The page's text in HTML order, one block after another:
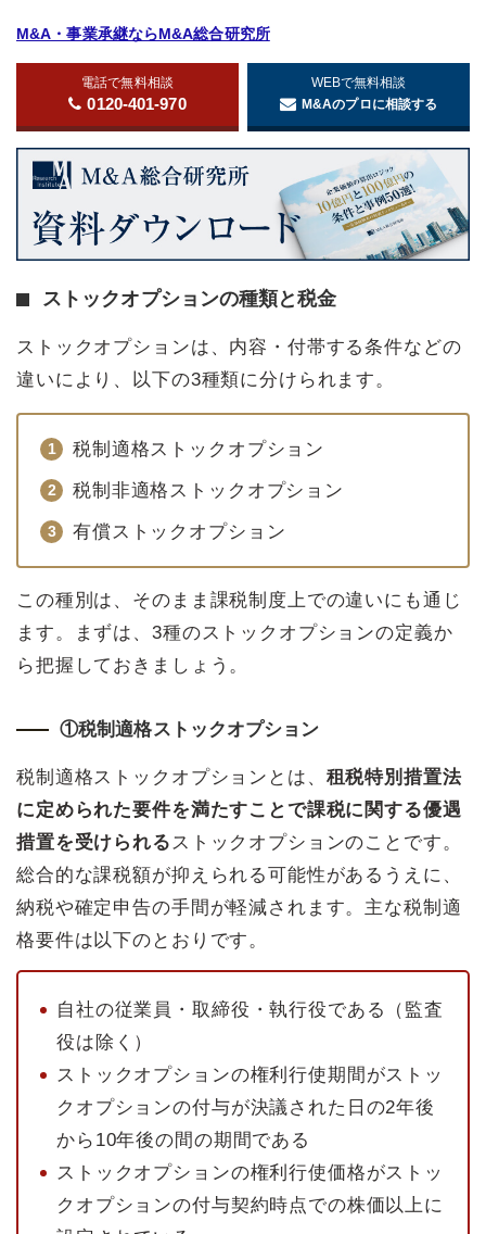
M&A・事業承継ならM&A総合研究所
電話で無料相談
0120-401-970
WEBで無料相談
M&Aのプロに相談する
ストックオプションの種類と税金
ストックオプションは、内容・付帯する条件などの
違いにより、以下の3種類に分けられます。
税制適格ストックオプション
税制非適格ストックオプション
有償ストックオプション
この種別は、そのまま課税制度上での違いにも通じ
ます。まずは、3種のストックオプションの定義か
ら把握しておきましょう。
①税制適格ストックオプション
税制適格ストックオプションとは、 租税特別措置法
に定められた要件を満たすことで課税に関する優遇
措置を受けられるストックオプションのことです。
総合的な課税額が抑えられる可能性があるうえに、
納税や確定申告の手間が軽減されます。主な税制適
格要件は以下のとおりです。
自社の従業員・取締役・執行役である（監査
役は除く）
ストックオプションの権利行使期間がストッ
クオプションの付与が決議された日の2年後
から10年後の間の期間である
ストックオプションの権利行使価格がストッ
クオプションの付与契約時点での株価以上に